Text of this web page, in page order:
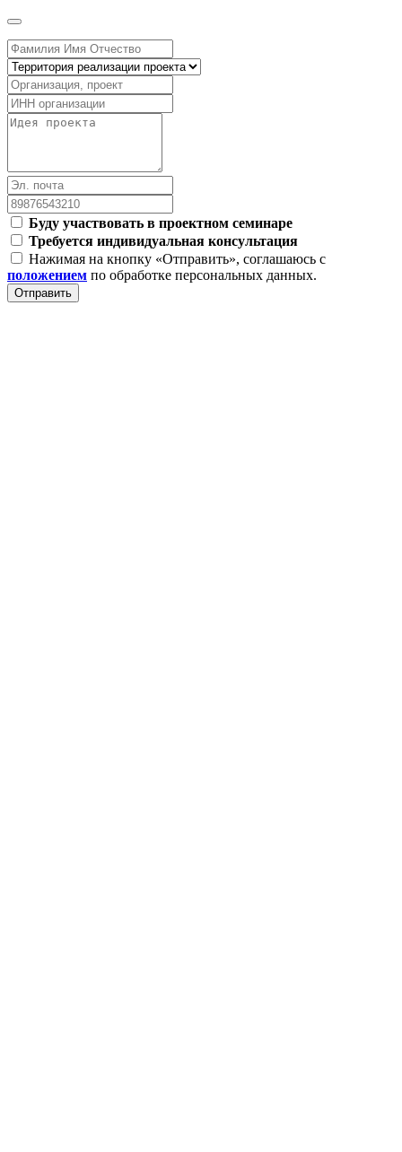
Буду участвовать в проектном семинаре
Требуется индивидуальная консультация
Нажимая на кнопку «Отправить», соглашаюсь с
положением по обработке персональных данных.
Отправить